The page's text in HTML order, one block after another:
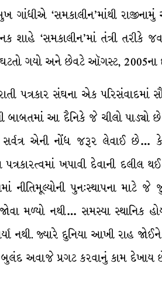
ગાંધીએ ‘સમકાલીન’માંથી
શાહે ‘સમકાલીન’માં તંત્રી
ગયો અને છેવટે ઑગસ્ટ, 2005ના
પત્રકાર સંઘના એક પરિસંવાદમાં
બાબતમાં આ દૈનિકે જે ચીલો
એની નોંધ જરૂર લેવાઈ છે…
ખપાવી દેવાની
નીતિમૂલ્યોની પુન:સ્થાપના
મળ્યો નથી… સમસ્યા સ્થાનિક
નથી. જ્યારે દુનિયા આખી રાહ
બુલંદ અવાજે પ્રગટ કરવાનું કામ